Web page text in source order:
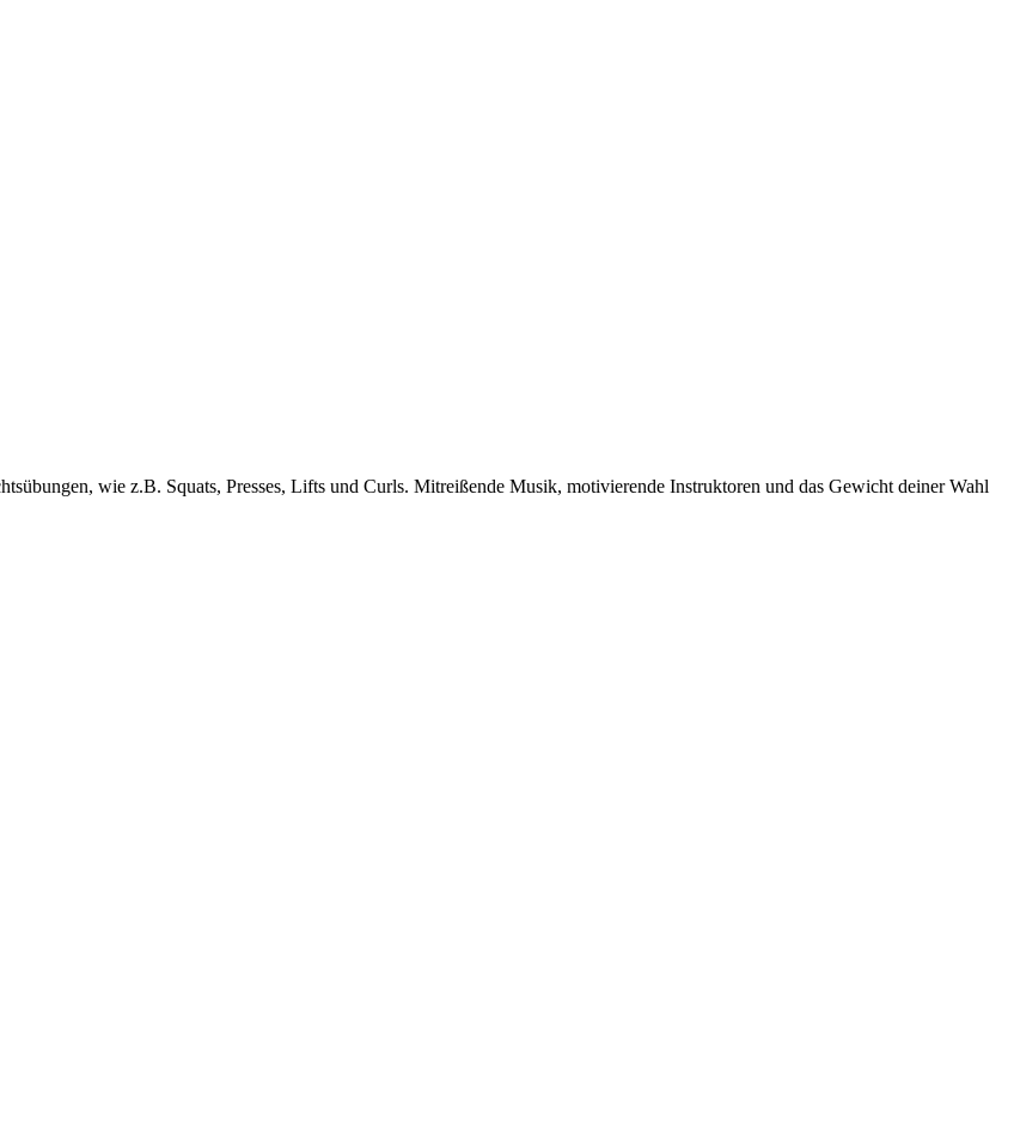
wie z.B. Squats, Presses, Lifts und Curls. Mitreißende Musik, motivierende Instruktoren und das Gewicht deiner Wahl